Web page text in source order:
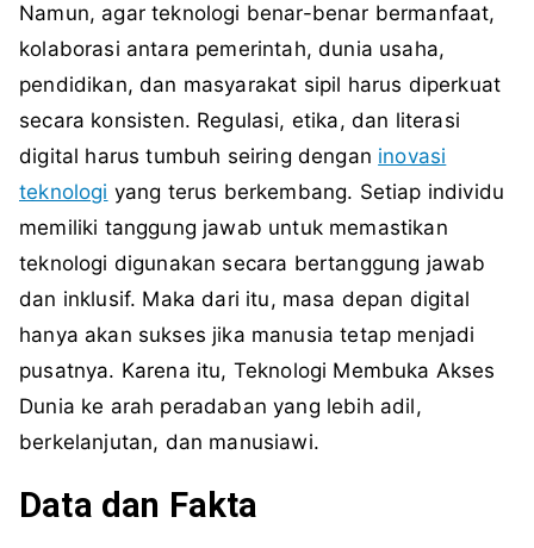
Namun, agar teknologi benar-benar bermanfaat,
kolaborasi antara pemerintah, dunia usaha,
pendidikan, dan masyarakat sipil harus diperkuat
secara konsisten. Regulasi, etika, dan literasi
digital harus tumbuh seiring dengan inovasi
teknologi yang terus berkembang. Setiap individu
memiliki tanggung jawab untuk memastikan
teknologi digunakan secara bertanggung jawab
dan inklusif. Maka dari itu, masa depan digital
hanya akan sukses jika manusia tetap menjadi
pusatnya. Karena itu, Teknologi Membuka Akses
Dunia ke arah peradaban yang lebih adil,
berkelanjutan, dan manusiawi.
Data dan Fakta